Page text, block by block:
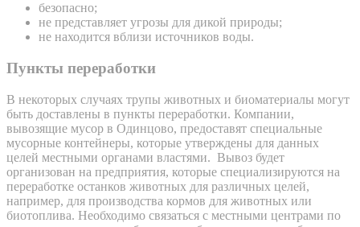
безопасно;
не представляет угрозы для дикой природы;
не находится вблизи источников воды.
Пункты переработки
В некоторых случаях трупы животных и биоматериалы могут
быть доставлены в пункты переработки. Компании,
вывозящие мусор в Одинцово, предоставят специальные
мусорные контейнеры, которые утверждены для данных
целей местными органами властями. Вывоз будет
организован на предприятия, которые специализируются на
переработке останков животных для различных целей,
например, для производства кормов для животных или
биотоплива. Необходимо связаться с местными центрами по